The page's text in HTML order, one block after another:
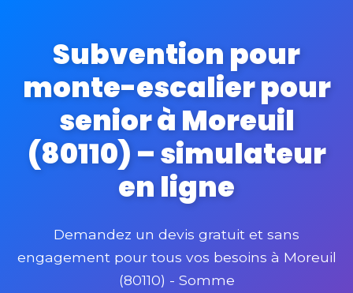
Subvention pour
monte-escalier pour
senior à Moreuil
(80110) – simulateur
en ligne
Demandez un devis gratuit et sans
engagement pour tous vos besoins à Moreuil
(80110) - Somme